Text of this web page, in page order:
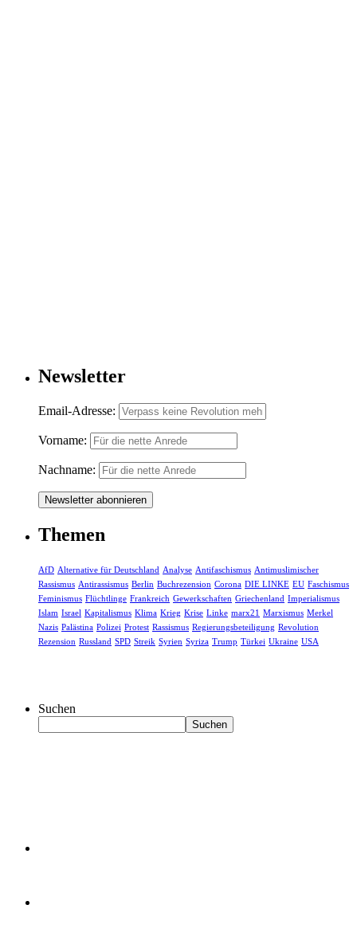
Newsletter
Email-Adresse:
Vorname:
Nachname:
Themen
AfD Alternative für Deutschland Analyse Antifaschismus Antimuslimischer
Rassismus Antirassismus Berlin Buchrezension Corona DIE LINKE EU Faschismus
Feminismus Flüchtlinge Frankreich Gewerkschaften Griechenland Imperialismus
Islam Israel Kapitalismus Klima Krieg Krise Linke marx21 Marxismus Merkel
Nazis Palästina Polizei Protest Rassismus Regierungsbeteiligung Revolution
Rezension Russland SPD Streik Syrien Syriza Trump Türkei Ukraine USA
Suchen
Suchen